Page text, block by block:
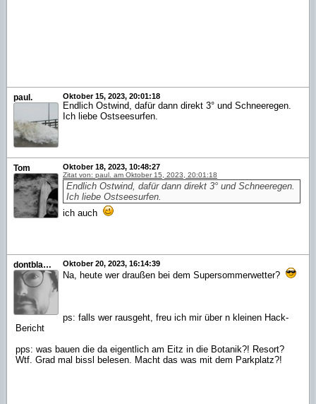
paul. Oktober 15, 2023, 20:01:18
Endlich Ostwind, dafür dann direkt 3° und Schneeregen.
Ich liebe Ostseesurfen.
Tom Oktober 18, 2023, 10:48:27
Zitat von: paul. am Oktober 15, 2023, 20:01:18
Endlich Ostwind, dafür dann direkt 3° und Schneeregen.
Ich liebe Ostseesurfen.
ich auch
dontblameme Oktober 20, 2023, 16:14:39
Na, heute wer draußen bei dem Supersommerwetter?
ps: falls wer rausgeht, freu ich mir über n kleinen Hack-
Bericht
pps: was bauen die da eigentlich am Eitz in die Botanik?! Resort?
Wtf. Grad mal bissl belesen. Macht das was mit dem Parkplatz?!